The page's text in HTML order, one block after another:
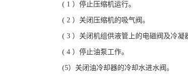
( 1 ）停止压缩机运行。
( 2 ）关闭压缩机的吸气阀。
( 3 ）关闭机组供液管上的电磁阀及冷凝
( 4 ）停止油泵工作。
(5）关闭油冷却器的冷却水进水阀。